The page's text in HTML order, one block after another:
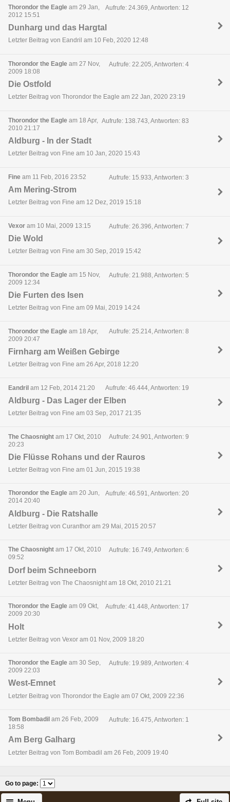
Thorondor the Eagle am 29 Jan,
2012 15:51
Aufrufe: 24.369, Antworten: 12
Dunharg und das Hargtal
Letzter Beitrag von Eandril am 10 Feb, 2020 12:48
Thorondor the Eagle am 27 Nov,
2009 18:08
Aufrufe: 22.205, Antworten: 4
Die Ostfold
Letzter Beitrag von Thorondor the Eagle am 22 Jan, 2020 23:19
Thorondor the Eagle am 18 Apr,
2010 21:17
Aufrufe: 138.743, Antworten: 83
Aldburg - In der Stadt
Letzter Beitrag von Fine am 10 Jan, 2020 15:43
Fine am 11 Feb, 2016 23:52 Aufrufe: 15.933, Antworten: 3
Am Mering-Strom
Letzter Beitrag von Fine am 12 Dez, 2019 15:18
Vexor am 10 Mai, 2009 13:15 Aufrufe: 26.396, Antworten: 7
Die Wold
Letzter Beitrag von Fine am 30 Sep, 2019 15:42
Thorondor the Eagle am 15 Nov,
2009 12:34
Aufrufe: 21.988, Antworten: 5
Die Furten des Isen
Letzter Beitrag von Fine am 09 Mai, 2019 14:24
Thorondor the Eagle am 18 Apr,
2009 20:47
Aufrufe: 25.214, Antworten: 8
Firnharg am Weißen Gebirge
Letzter Beitrag von Fine am 26 Apr, 2018 12:20
Eandril am 12 Feb, 2014 21:20 Aufrufe: 46.444, Antworten: 19
Aldburg - Das Lager der Elben
Letzter Beitrag von Fine am 03 Sep, 2017 21:35
The Chaosnight am 17 Okt, 2010
20:23
Aufrufe: 24.901, Antworten: 9
Die Flüsse Rohans und der Rauros
Letzter Beitrag von Fine am 01 Jun, 2015 19:38
Thorondor the Eagle am 20 Jun,
2014 20:40
Aufrufe: 46.591, Antworten: 20
Aldburg - Die Ratshalle
Letzter Beitrag von Curanthor am 29 Mai, 2015 20:57
The Chaosnight am 17 Okt, 2010
09:52
Aufrufe: 16.749, Antworten: 6
Dorf beim Schneeborn
Letzter Beitrag von The Chaosnight am 18 Okt, 2010 21:21
Thorondor the Eagle am 09 Okt,
2009 20:30
Aufrufe: 41.448, Antworten: 17
Holt
Letzter Beitrag von Vexor am 01 Nov, 2009 18:20
Thorondor the Eagle am 30 Sep,
2009 22:03
Aufrufe: 19.989, Antworten: 4
West-Emnet
Letzter Beitrag von Thorondor the Eagle am 07 Okt, 2009 22:36
Tom Bombadil am 26 Feb, 2009
18:58
Aufrufe: 16.475, Antworten: 1
Am Berg Galharg
Letzter Beitrag von Tom Bombadil am 26 Feb, 2009 19:40
Go to page: